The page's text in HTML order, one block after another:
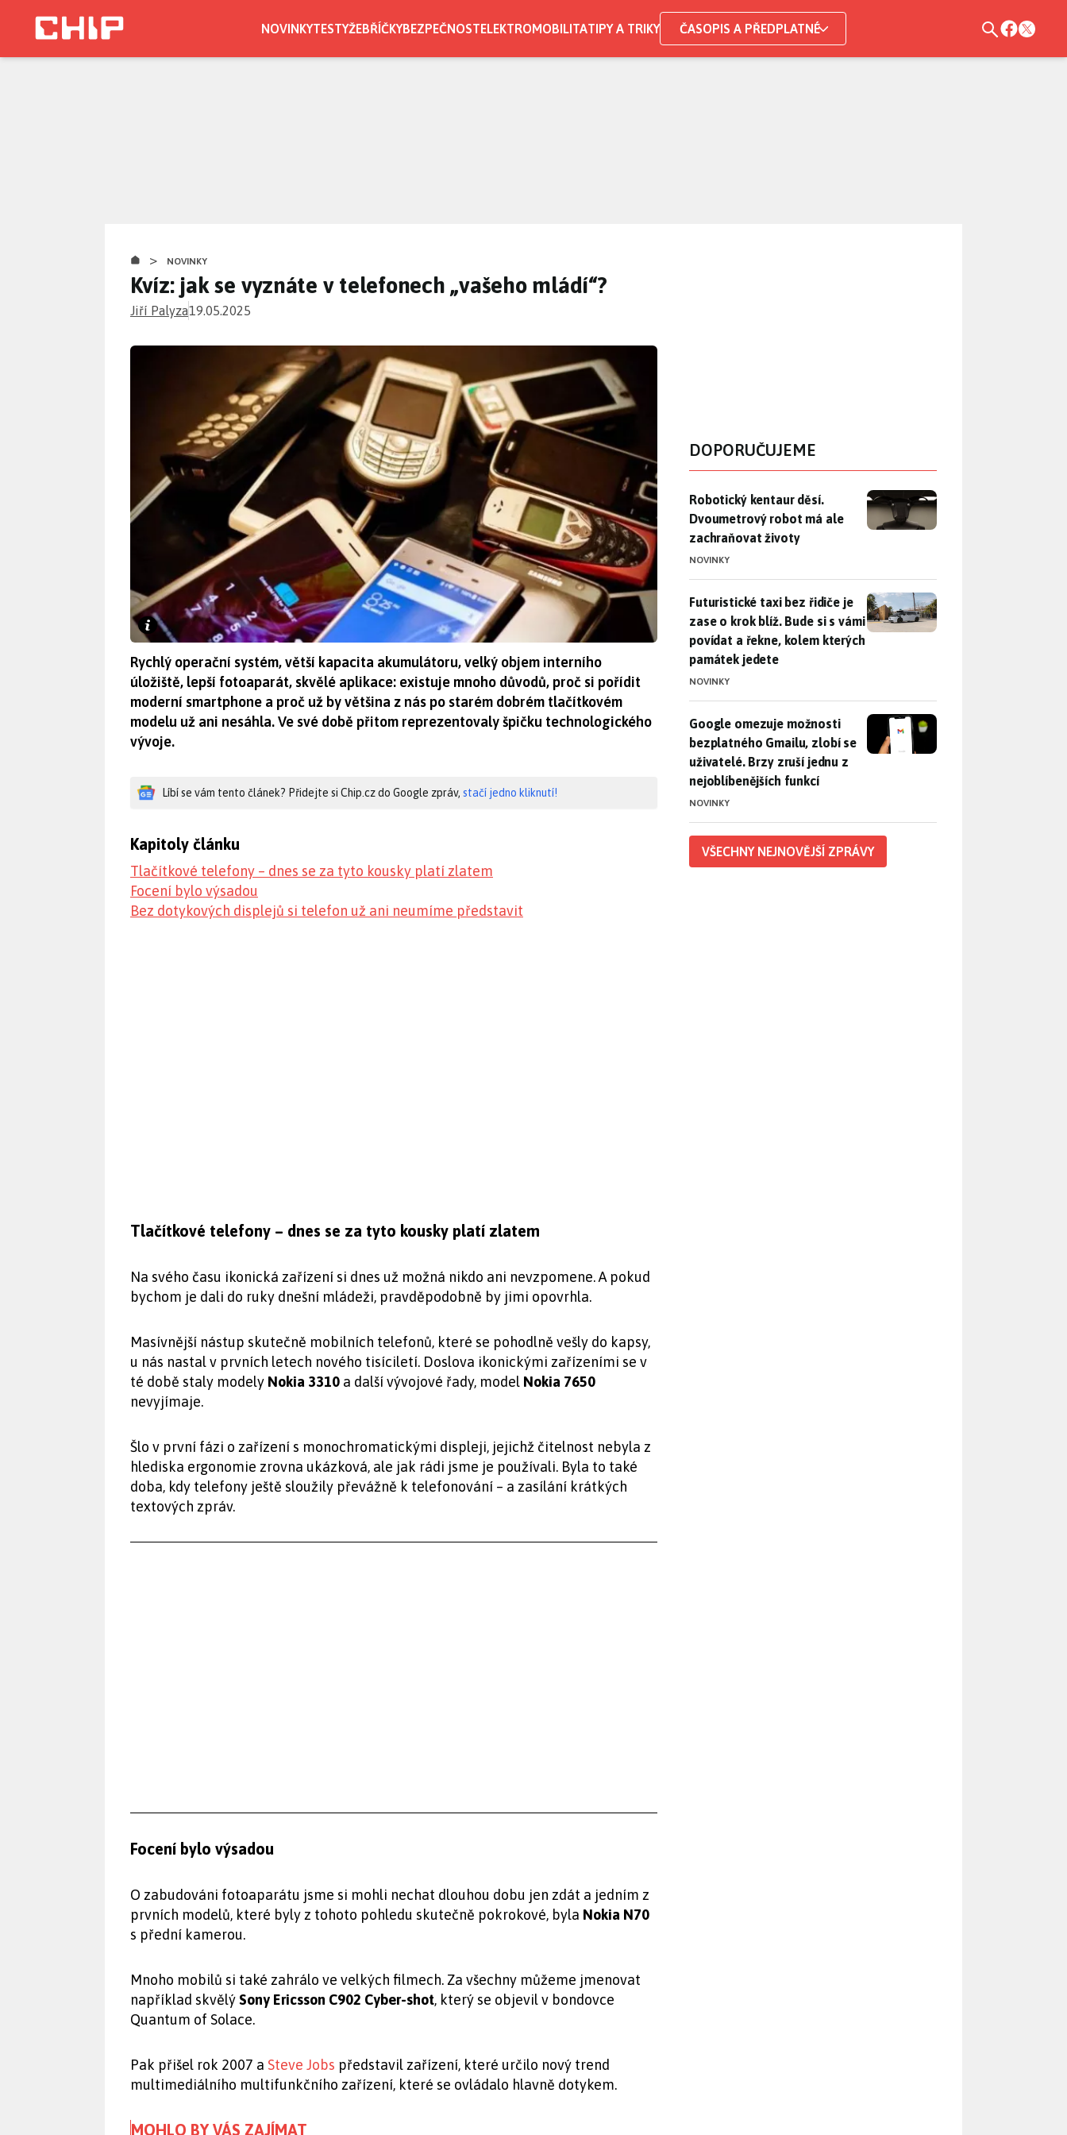
NOVINKYTESTYŽEBŘÍČKYBEZPEČNOSTELEKTROMOBILITATIPY A TRIKY ČASOPIS A PŘEDPLATNÉ
> NOVINKY
Kvíz: jak se vyznáte v telefonech „vašeho mládí“?
Jiří Palyza19.05.2025
Rychlý operační systém, větší kapacita akumulátoru, velký objem interního
úložiště, lepší fotoaparát, skvělé aplikace: existuje mnoho důvodů, proč si pořídit
moderní smartphone a proč už by většina z nás po starém dobrém tlačítkovém
modelu už ani nesáhla. Ve své době přitom reprezentovaly špičku technologického
vývoje.
Líbí se vám tento článek? Přidejte si Chip.cz do Google zpráv, stačí jedno kliknutí!
Kapitoly článku
Tlačítkové telefony – dnes se za tyto kousky platí zlatem
Focení bylo výsadou
Bez dotykových displejů si telefon už ani neumíme představit
Tlačítkové telefony – dnes se za tyto kousky platí zlatem
Na svého času ikonická zařízení si dnes už možná nikdo ani nevzpomene. A pokud
bychom je dali do ruky dnešní mládeži, pravděpodobně by jimi opovrhla.
Masívnější nástup skutečně mobilních telefonů, které se pohodlně vešly do kapsy,
u nás nastal v prvních letech nového tisíciletí. Doslova ikonickými zařízeními se v
té době staly modely Nokia 3310 a další vývojové řady, model Nokia 7650
nevyjímaje.
Šlo v první fázi o zařízení s monochromatickými displeji, jejichž čitelnost nebyla z
hlediska ergonomie zrovna ukázková, ale jak rádi jsme je používali. Byla to také
doba, kdy telefony ještě sloužily převážně k telefonování – a zasílání krátkých
textových zpráv.
Focení bylo výsadou
O zabudováni fotoaparátu jsme si mohli nechat dlouhou dobu jen zdát a jedním z
prvních modelů, které byly z tohoto pohledu skutečně pokrokové, byla Nokia N70
s přední kamerou.
Mnoho mobilů si také zahrálo ve velkých filmech. Za všechny můžeme jmenovat
například skvělýSony Ericsson C902 Cyber-shot, který se objevil v bondovce
Quantum of Solace.
Pak přišel rok 2007 a Steve Jobs představil zařízení, které určilo nový trend
multimediálního multifunkčního zařízení, které se ovládalo hlavně dotykem.
MOHLO BY VÁS ZAJÍMAT
DOPORUČUJEME
Robotický kentaur děsí. Dvoumetrový robot má ale zachraňovat
Robotický kentaur děsí.
Dvoumetrový robot má ale
zachraňovat životy
NOVINKY
Futuristické taxi bez řidiče je zase o krok blíž. Bude si s vámi
Futuristické taxi bez řidiče je
zase o krok blíž. Bude si s vámi
povídat a řekne, kolem kterých
památek jedete
NOVINKY
Google omezuje možnosti bezplatného Gmailu, zlobí se
Google omezuje možnosti
bezplatného Gmailu, zlobí se
uživatelé. Brzy zruší jednu z
nejoblíbenějších funkcí
NOVINKY
VŠECHNY NEJNOVĚJŠÍ ZPRÁVY